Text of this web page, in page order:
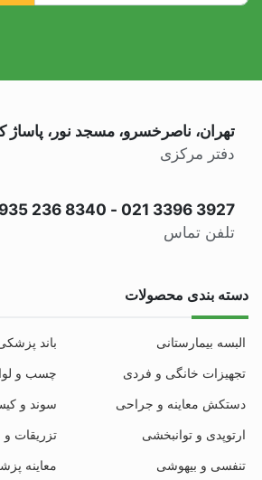
تهران، ناصرخسرو، مسجد نور، پاساژ
دفتر مرکزی
021 3396 3927
-
236 8340
تلفن تماس
دسته بندی محصولات
البسه بیمارستانی
باند
تجهیزات خانگی و فردی
چسب و
دستکش معاینه و جراحی
سوند و
ارتوپدی و توانبخشی
تزریقات
تنفسی و بیهوشی
معاینه